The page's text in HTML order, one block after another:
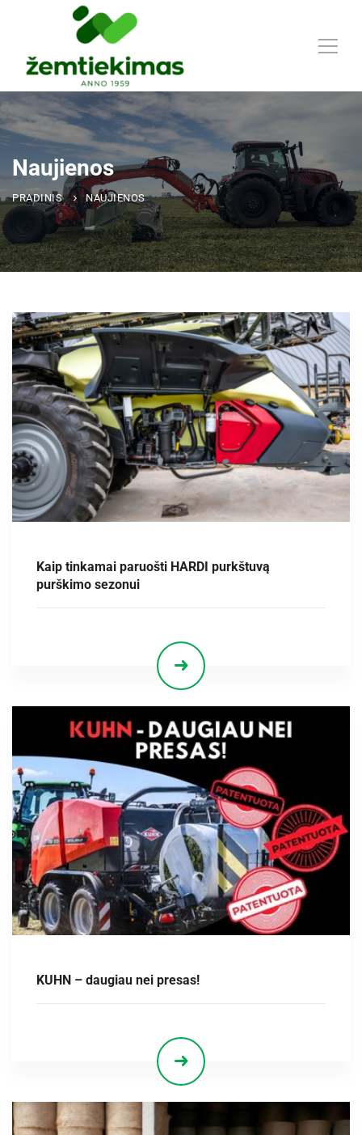
Naujienos
PRADINIS NAUJIENOS
Kaip tinkamai paruošti HARDI purkštuvą
purškimo sezonui
KUHN – daugiau nei presas!